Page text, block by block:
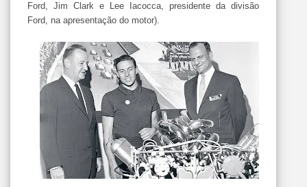
Ford, Jim Clark e Lee Iacocca, presidente da divisão
Ford, na apresentação do motor).